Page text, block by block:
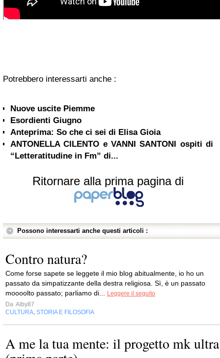
Potrebbero interessarti anche :
Nuove uscite Piemme
Esordienti Giugno
Anteprima: So che ci sei di Elisa Gioia
ANTONELLA CILENTO e VANNI SANTONI ospiti di
“Letteratitudine in Fm” di...
Ritornare alla prima pagina di
Possono interessarti anche questi articoli :
Contro natura?
Come forse sapete se leggete il mio blog abitualmente, io ho un
passato da simpatizzante della destra religiosa. Sì, è un passato
moooolto passato; parliamo di...
Leggere il seguito
Da Alby87
CULTURA STORIA E FILOSOFIA
A me la tua mente: il progetto mk ultra